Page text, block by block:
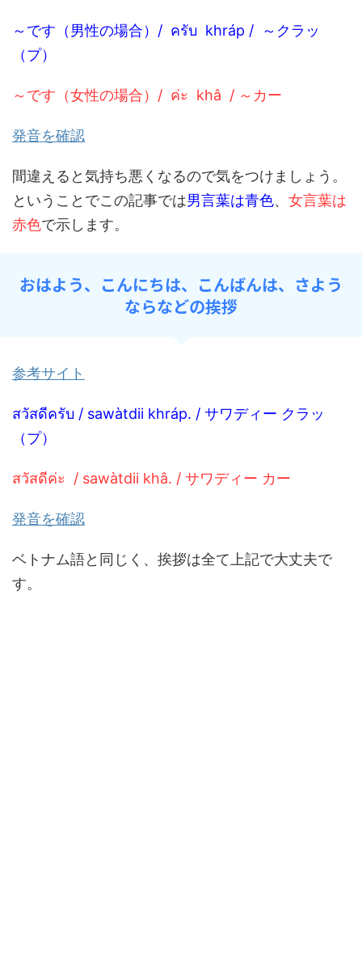
～です（男性の場合）/ ครับ khráp / ～クラッ
（プ）
～です（女性の場合）/ ค่ะ khâ / ～カー
発音を確認
間違えると気持ち悪くなるので気をつけましょう。
ということでこの記事では男言葉は青色、 女言葉は
赤色で示します。
おはよう、こんにちは、こんばんは、さよう
ならなどの挨拶
参考サイト
สวัสดีครับ / sawàtdii khráp. / サワディー クラッ
（プ）
สวัสดีค่ะ / sawàtdii khâ. / サワディー カー
発音を確認
ベトナム語と同じく、挨拶は全て上記で大丈夫で
す。